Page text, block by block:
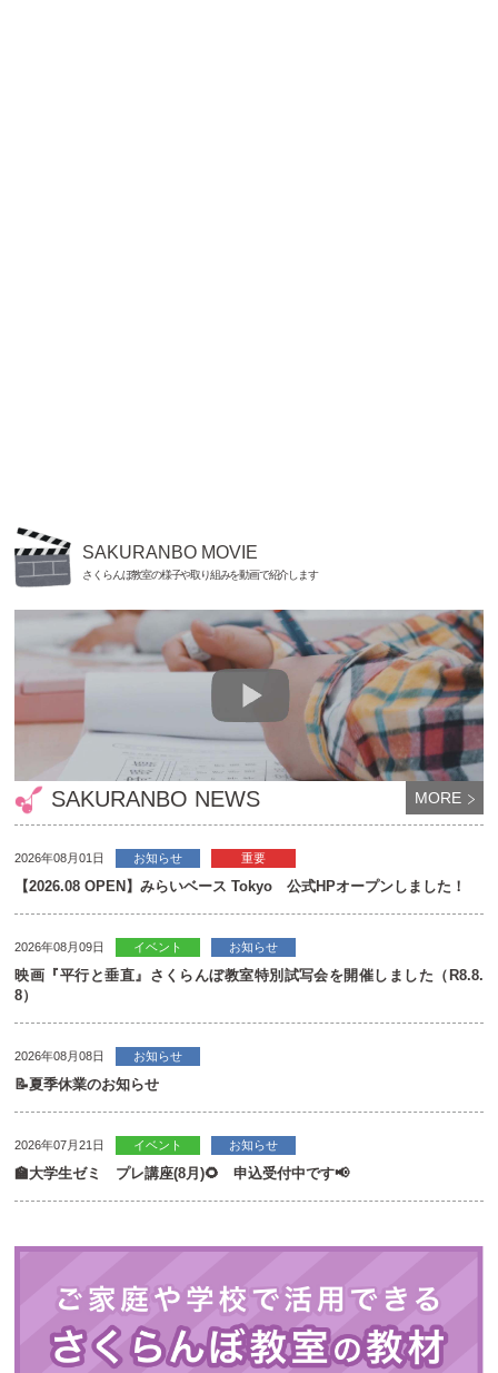
SAKURANBO NEWS MORE
2026年08月01日 お知らせ 重要
【2026.08 OPEN】みらいベース Tokyo 公式HPオープンしました！
2026年08月09日 イベント お知らせ
映画『平行と垂直』さくらんぼ教室特別試写会を開催しました（R8.8.
8）
2026年08月08日 お知らせ
📝夏季休業のお知らせ
2026年07月21日 イベント お知らせ
🏫大学生ゼミ プレ講座(8月)🌻 申込受付中です📢
SAKURANBO MOVIE
さくらんぼ教室の様子や取り組みを動画で紹介します